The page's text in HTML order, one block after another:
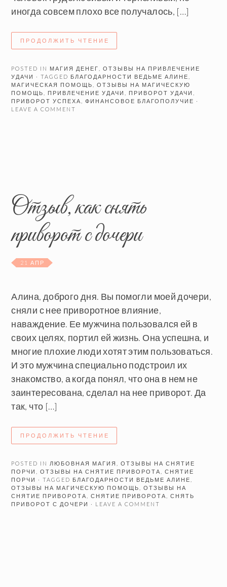
иногда совсем плохо все получалось, […]
ПРОДОЛЖИТЬ ЧТЕНИЕ
POSTED IN МАГИЯ ДЕНЕГ ,ОТЗЫВЫ НА ПРИВЛЕЧЕНИЕ
УДАЧИ
· TAGGED БЛАГОДАРНОСТИ ВЕДЬМЕ АЛИНЕ
МАГИЧЕСКАЯ ПОМОЩЬ
,ОТЗЫВЫ НА МАГИЧЕСКУЮ
ПОМОЩЬ
ПРИВЛЕЧЕНИЕ УДАЧИ ПРИВОРОТ УДАЧИ
ПРИВОРОТ УСПЕХА
,ФИНАНСОВОЕ БЛАГОПОЛУЧИЕ ·
LEAVE A COMMENT
Отзыв, как снять
приворот с дочери
21 АПР
Алина, доброго дня. Вы помогли моей дочери,
сняли с нее приворотное влияние,
наваждение. Ее мужчина пользовался ей в
своих целях, портил ей жизнь. Она успешна, и
многие плохие люди хотят этим пользоваться.
И это мужчина специально подстроил их
знакомство, а когда понял, что она в нем не
заинтересована, сделал на нее приворот. Да
так, что […]
ПРОДОЛЖИТЬ ЧТЕНИЕ
POSTED IN ЛЮБОВНАЯ МАГИЯ ,ОТЗЫВЫ НА СНЯТИЕ
ПОРЧИ
,ОТЗЫВЫ НА СНЯТИЕ ПРИВОРОТА ,СНЯТИЕ
ПОРЧИ
· TAGGED БЛАГОДАРНОСТИ ВЕДЬМЕ АЛИНЕ
ОТЗЫВЫ НА МАГИЧЕСКУЮ ПОМОЩЬ
,ОТЗЫВЫ НА
СНЯТИЕ ПРИВОРОТА
,СНЯТИЕ ПРИВОРОТА ,СНЯТЬ
ПРИВОРОТ С ДОЧЕРИ
· LEAVE A COMMENT